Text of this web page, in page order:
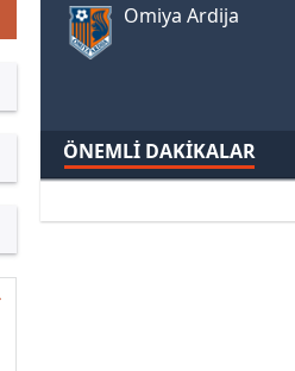
Omiya Ardija
ÖNEMLI DAKIKALAR